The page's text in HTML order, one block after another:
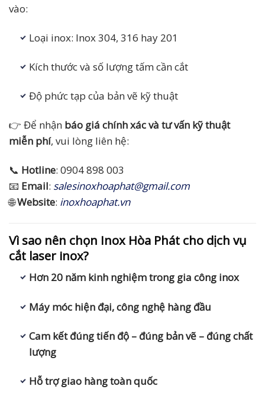
vào:
Loại inox: Inox 304, 316 hay 201
Kích thước và số lượng tấm cần cắt
Độ phức tạp của bản vẽ kỹ thuật
👉 Để nhận báo giá chính xác và tư vấn kỹ thuật
miễn phí, vui lòng liên hệ:
📞 Hotline: 0904 898 003
📧 Email: salesinoxhoaphat@gmail.com
🌐Website: inoxhoaphat.vn
Vì sao nên chọn Inox Hòa Phát cho dịch vụ
cắt laser inox?
Hơn 20 năm kinh nghiệm trong gia công inox
Máy móc hiện đại, công nghệ hàng đầu
Cam kết đúng tiến độ – đúng bản vẽ – đúng chất
lượng
Hỗ trợ giao hàng toàn quốc